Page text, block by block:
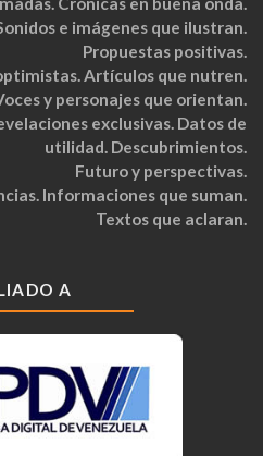
e imágenes que ilustran.
Propuestas positivas.
Artículos que nutren.
y personajes que orientan.
exclusivas. Datos de
utilidad. Descubrimientos.
Futuro y perspectivas.
Informaciones que suman.
Textos que aclaran.
A